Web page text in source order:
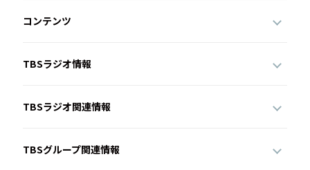
コンテンツ
TBSラジオ情報
TBSラジオ関連情報
TBSグループ関連情報